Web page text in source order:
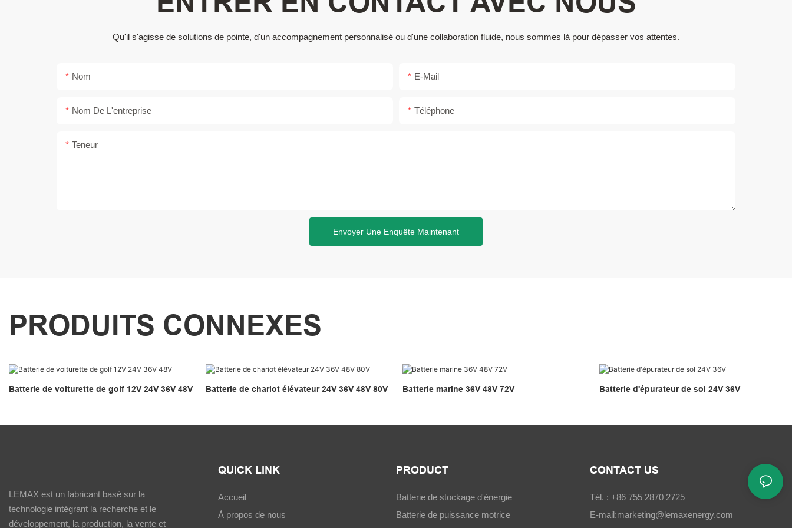
Qu'il s'agisse de solutions de pointe, d'un accompagnement personnalisé ou d'une collaboration fluide, nous sommes là pour dépasser vos attentes.
Nom E-Mail
Nom De L'entreprise Téléphone
Teneur
Envoyer Une Enquête Maintenant
PRODUITS CONNEXES
Batterie de voiturette de golf 12V 24V 36V 48V Batterie de chariot élévateur 24V 36V 48V 80V Batterie marine 36V 48V 72V Batterie d'épurateur de sol 24V 36V
LEMAX est un fabricant basé sur la
technologie intégrant la recherche et le
développement, la production, la vente et
QUICK LINK
Accueil
À propos de nous
PRODUCT
Batterie de stockage d'énergie
Batterie de puissance motrice
CONTACT US
Tél. : +86 755 2870 2725
E-mail:marketing@lemaxenergy.com